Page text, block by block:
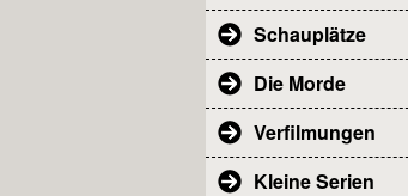
Schauplätze
Die Morde
Verfilmungen
Kleine Serien